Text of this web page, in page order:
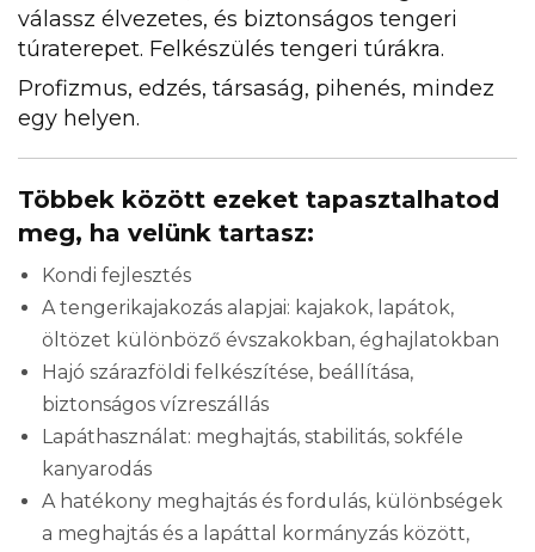
válassz élvezetes, és biztonságos tengeri
túraterepet. Felkészülés tengeri túrákra.
Profizmus, edzés, társaság, pihenés, mindez
egy helyen.
Többek között ezeket tapasztalhatod
meg, ha velünk tartasz:
Kondi fejlesztés
A tengerikajakozás alapjai: kajakok, lapátok,
öltözet különböző évszakokban, éghajlatokban
Hajó szárazföldi felkészítése, beállítása,
biztonságos vízreszállás
Lapáthasználat: meghajtás, stabilitás, sokféle
kanyarodás
A hatékony meghajtás és fordulás, különbségek
a meghajtás és a lapáttal kormányzás között,